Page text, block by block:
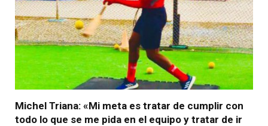
Michel Triana: «Mi meta es tratar de cumplir con
todo lo que se me pida en el equipo y tratar de ir